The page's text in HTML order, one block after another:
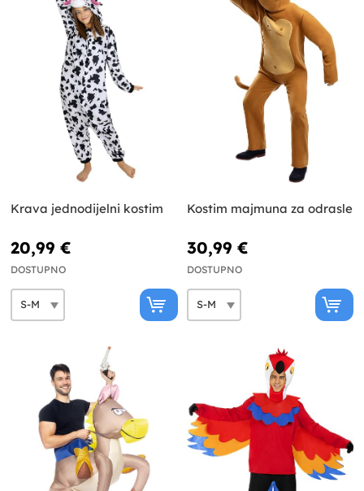
Krava jednodijelni kostim
20,99 €
DOSTUPNO
Kostim majmuna za odrasle
30,99 €
DOSTUPNO